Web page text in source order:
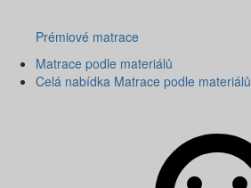
Prémiové matrace
Matrace podle materiálů
Celá nabídka Matrace podle materiálů